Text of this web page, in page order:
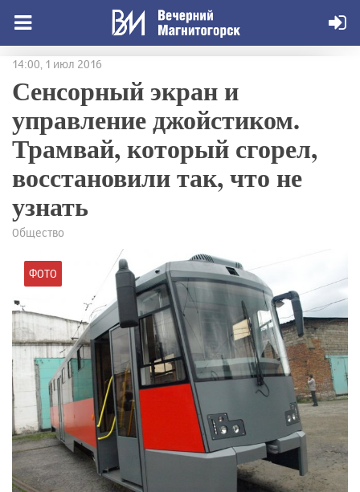
14:00, 1 июл 2016
Сенсорный экран и
управление джойстиком.
Трамвай, который сгорел,
восстановили так, что не
узнать
Общество
ФОТО